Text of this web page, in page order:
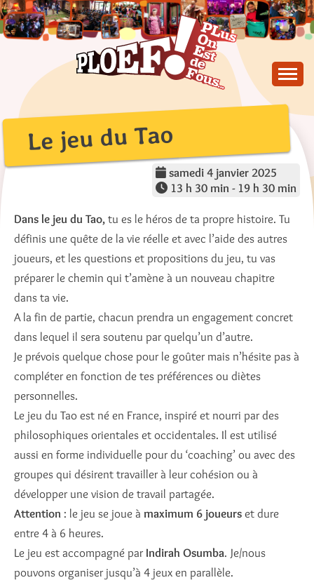
Skip
to
content
PLOEF!
Le jeu du Tao
samedi 4 janvier 2025
13 h 30 min - 19 h 30 min
Dans le jeu du Tao, tu es le héros de ta propre histoire. Tu
définis une quête de la vie réelle et avec l’aide des autres
joueurs, et les questions et propositions du jeu, tu vas
préparer le chemin qui t’amène à un nouveau chapitre
dans ta vie.
A la fin de partie, chacun prendra un engagement concret
dans lequel il sera soutenu par quelqu’un d’autre.
Je prévois quelque chose pour le goûter mais n’hésite pas à
compléter en fonction de tes préférences ou diètes
personnelles.
Le jeu du Tao est né en France, inspiré et nourri par des
philosophiques orientales et occidentales. Il est utilisé
aussi en forme individuelle pour du ‘coaching’ ou avec des
groupes qui désirent travailler à leur cohésion ou à
développer une vision de travail partagée.
Attention : le jeu se joue à maximum 6 joueurs et dure
entre 4 à 6 heures.
Le jeu est accompagné par Indirah Osumba. Je/nous
pouvons organiser jusqu’à 4 jeux en parallèle.